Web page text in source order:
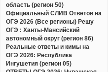
область (регион 50)
Официальный СЛИВ Ответов на
ОГЭ 2026 (Все регионы) Решу
ОГЭ : Ханты-Мансийский
автономный округ (регион 86)
Реальные ответы и кимы на
ОГЭ 2026: Республика
Ингушетия (регион 05)